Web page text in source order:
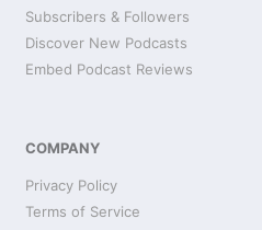
Subscribers & Followers
Discover New Podcasts
Embed Podcast Reviews
COMPANY
Privacy Policy
Terms of Service